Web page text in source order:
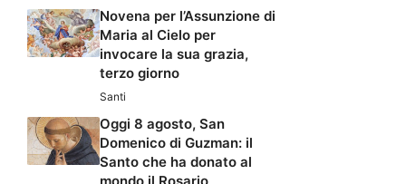
Novena per l’Assunzione di
Maria al Cielo per
invocare la sua grazia,
terzo giorno
Santi
Oggi 8 agosto, San
Domenico di Guzman: il
Santo che ha donato al